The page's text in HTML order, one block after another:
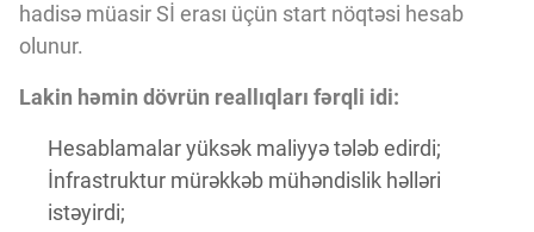
hadisə müasir Sİ erası üçün start nöqtəsi hesab
olunur.
Lakin həmin dövrün reallıqları fərqli idi:
Hesablamalar yüksək maliyyə tələb edirdi;
İnfrastruktur mürəkkəb mühəndislik həlləri
istəyirdi;